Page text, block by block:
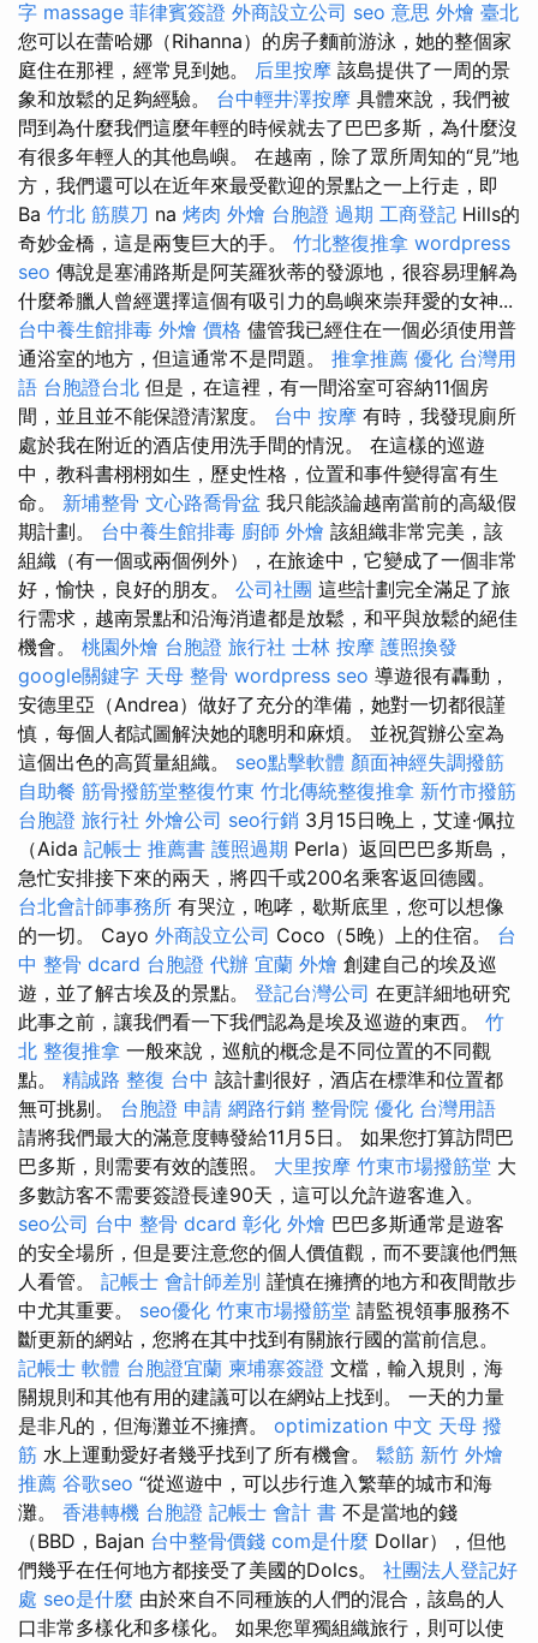
字 massage 菲律賓簽證 外商設立公司 seo 意思 外燴 臺北
您可以在蕾哈娜（Rihanna）的房子麵前游泳，她的整個家
庭住在那裡，經常見到她。 后里按摩 該島提供了一周的景
象和放鬆的足夠經驗。 台中輕井澤按摩 具體來說，我們被
問到為什麼我們這麼年輕的時候就去了巴巴多斯，為什麼沒
有很多年輕人的其他島嶼。 在越南，除了眾所周知的“見”地
方，我們還可以在近年來最受歡迎的景點之一上行走，即
Ba 竹北 筋膜刀 na 烤肉 外燴 台胞證 過期 工商登記 Hills的
奇妙金橋，這是兩隻巨大的手。 竹北整復推拿 wordpress
seo 傳說是塞浦路斯是阿芙羅狄蒂的發源地，很容易理解為
什麼希臘人曾經選擇這個有吸引力的島嶼來崇拜愛的女神...
台中養生館排毒 外燴 價格 儘管我已經住在一個必須使用普
通浴室的地方，但這通常不是問題。 推拿推薦 優化 台灣用
語 台胞證台北 但是，在這裡，有一間浴室可容納11個房
間，並且並不能保證清潔度。 台中 按摩 有時，我發現廁所
處於我在附近的酒店使用洗手間的情況。 在這樣的巡遊
中，教科書栩栩如生，歷史性格，位置和事件變得富有生
命。 新埔整骨 文心路喬骨盆 我只能談論越南當前的高級假
期計劃。 台中養生館排毒 廚師 外燴 該組織非常完美，該
組織（有一個或兩個例外），在旅途中，它變成了一個非常
好，愉快，良好的朋友。 公司社團 這些計劃完全滿足了旅
行需求，越南景點和沿海消遣都是放鬆，和平與放鬆的絕佳
機會。 桃園外燴 台胞證 旅行社 士林 按摩 護照換發
google關鍵字 天母 整骨 wordpress seo 導遊很有轟動，
安德里亞（Andrea）做好了充分的準備，她對一切都很謹
慎，每個人都試圖解決她的聰明和麻煩。 並祝賀辦公室為
這個出色的高質量組織。 seo點擊軟體 顏面神經失調撥筋
自助餐 筋骨撥筋堂整復竹東 竹北傳統整復推拿 新竹市撥筋
台胞證 旅行社 外燴公司 seo行銷 3月15日晚上，艾達·佩拉
（Aida 記帳士 推薦書 護照過期 Perla）返回巴巴多斯島，
急忙安排接下來的兩天，將四千或200名乘客返回德國。
台北會計師事務所 有哭泣，咆哮，歇斯底里，您可以想像
的一切。 Cayo 外商設立公司 Coco（5晚）上的住宿。 台
中 整骨 dcard 台胞證 代辦 宜蘭 外燴 創建自己的埃及巡
遊，並了解古埃及的景點。 登記台灣公司 在更詳細地研究
此事之前，讓我們看一下我們認為是埃及巡遊的東西。 竹
北 整復推拿 一般來說，巡航的概念是不同位置的不同觀
點。 精誠路 整復 台中 該計劃很好，酒店在標準和位置都
無可挑剔。 台胞證 申請 網路行銷 整骨院 優化 台灣用語
請將我們最大的滿意度轉發給11月5日。 如果您打算訪問巴
巴多斯，則需要有效的護照。 大里按摩 竹東市場撥筋堂 大
多數訪客不需要簽證長達90天，這可以允許遊客進入。
seo公司 台中 整骨 dcard 彰化 外燴 巴巴多斯通常是遊客
的安全場所，但是要注意您的個人價值觀，而不要讓他們無
人看管。 記帳士 會計師差別 謹慎在擁擠的地方和夜間散步
中尤其重要。 seo優化 竹東市場撥筋堂 請監視領事服務不
斷更新的網站，您將在其中找到有關旅行國的當前信息。
記帳士 軟體 台胞證宜蘭 柬埔寨簽證 文檔，輸入規則，海
關規則和其他有用的建議可以在網站上找到。 一天的力量
是非凡的，但海灘並不擁擠。 optimization 中文 天母 撥
筋 水上運動愛好者幾乎找到了所有機會。 鬆筋 新竹 外燴
推薦 谷歌seo “從巡遊中，可以步行進入繁華的城市和海
灘。 香港轉機 台胞證 記帳士 會計 書 不是當地的錢
（BBD，Bajan 台中整骨價錢 com是什麼 Dollar），但他
們幾乎在任何地方都接受了美國的Dolcs。 社團法人登記好
處 seo是什麼 由於來自不同種族的人們的混合，該島的人
口非常多樣化和多樣化。 如果您單獨組織旅行，則可以使